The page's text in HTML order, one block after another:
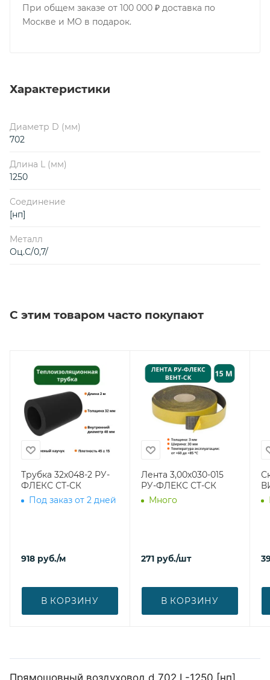
При общем заказе от 100 000 ₽ доставка по
Москве и МО в подарок.
Характеристики
Диаметр D (мм)
702
Длина L (мм)
1250
Соединение
[нп]
Металл
Оц.С/0,7/
С этим товаром часто покупают
Трубка 32х048-2 РУ-
ФЛЕКС СТ-СК
Под заказ от 2 дней
918 руб./м
В КОРЗИНУ
Лента 3,00х030-015
РУ-ФЛЕКС СТ-СК
Много
271 руб./шт
В КОРЗИНУ
Прямошовный воздуховод d 702 L-1250 [нп]